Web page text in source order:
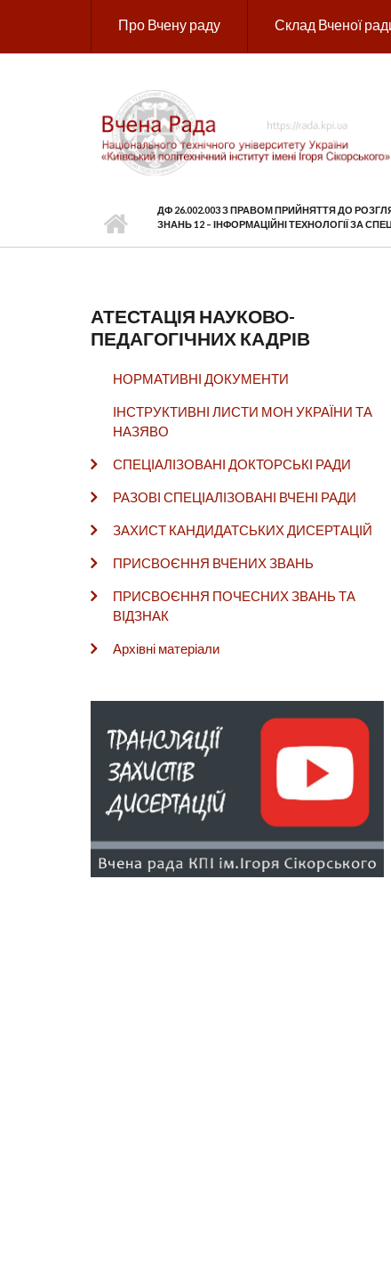
Про Вчену раду Склад Вченої
ДФ 26.002.003 З ПРАВОМ ПРИЙНЯТТЯ ДО
ЗНАНЬ 12 – ІНФОРМАЦІЙНІ ТЕХНОЛОГІЇ ЗА
АТЕСТАЦІЯ НАУКОВО-
ПЕДАГОГІЧНИХ КАДРІВ
НОРМАТИВНІ ДОКУМЕНТИ
ІНСТРУКТИВНІ ЛИСТИ МОН УКРАЇНИ ТА
НАЗЯВО
СПЕЦІАЛІЗОВАНІ ДОКТОРСЬКІ РАДИ
РАЗОВІ СПЕЦІАЛІЗОВАНІ ВЧЕНІ РАДИ
ЗАХИСТ КАНДИДАТСЬКИХ ДИСЕРТАЦІЙ
ПРИСВОЄННЯ ВЧЕНИХ ЗВАНЬ
ПРИСВОЄННЯ ПОЧЕСНИХ ЗВАНЬ ТА
ВІДЗНАК
Архівні матеріали